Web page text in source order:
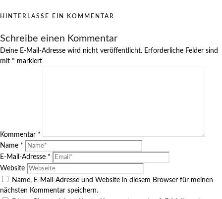
HINTERLASSE EIN KOMMENTAR
Schreibe einen Kommentar
Deine E-Mail-Adresse wird nicht veröffentlicht. Erforderliche Felder sind
mit * markiert
Kommentar *
Name *
E-Mail-Adresse *
Website
Name, E-Mail-Adresse und Website in diesem Browser für meinen
nächsten Kommentar speichern.